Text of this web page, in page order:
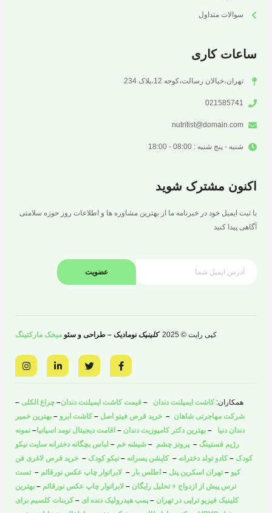
سوالات متداول
ساعات کاری
تهران،خیالان رسالت،کوجه 12،پلاک 234
021585741
nutritist@domain.com
شنبه - پنج شنبه : 08:00 - 18:00
اکنون مشترک شوید
با ثبت ایمیل خود در خبرنامه ما از بهترین مشاوره ها و اطلاعات روز حوزه سلامتی
آگاهی پیدا کنید
عضویت
کپی رایت © 2025 کلینیک نومادیک – طراحی و سئو میخک مارکتینگ
a
c
o
o
k
-
w
i
e
r
i
n
d
-
n
n
s
g
r
a
m
همکاران: کاشت ایمپلنت دندان – قیمت کاشت ایمپلنت دندان– چراغ الکلی –
شرکت مهاجرتی شاهان – خرید قرص فیتو اصل –کاشت ابرو – بهترین خمیر
دندان دنیا – بهترین دکتر کامپوزیت دندان – اقامت دیجیتال نومد اسپانیا– نمونه
رژیم فستینگ – پروتز چشم – شیشه خم – لباس بچگانه دخترانه سایت نیکو
کودک –کادو تولد دخترانه –کاپشن پسرانه – نیکو کودک – خرید قرص لاغری فن
کیو –تهران اسکرین پنل – اطلس بار – لابراتوار چاپ عکس نورقائم –تست
ترس پیش از ازدواج + تحلیل رایگان – لابراتوار چاپ عکس نورقائم – بهترین
کلینیک فیزیو تراپی در تهران – پمپ هیدرولیک دنده ای –کربنات کلسیم برای